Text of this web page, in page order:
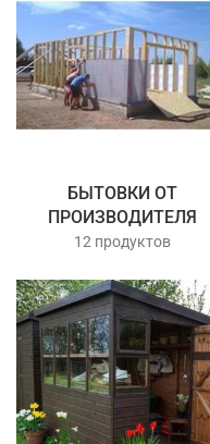
БЫТОВКИ ОТ
ПРОИЗВОДИТЕЛЯ
12 продуктов